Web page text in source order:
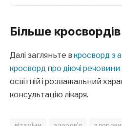
Більше кросвордів
Далі загляньте в кросворд з
кросворд про діючі речовини
освітній і розважальний
консультацію лікаря.